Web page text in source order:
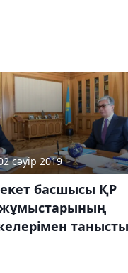
сәуір 2019
басшысы ҚР
танысты